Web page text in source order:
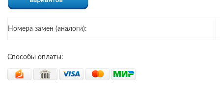
Номера замен (аналоги):
Способы оплаты: